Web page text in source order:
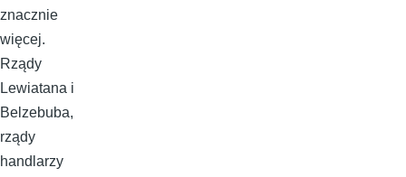
znacznie
więcej.
Rządy
Lewiatana i
Belzebuba,
rządy
handlarzy